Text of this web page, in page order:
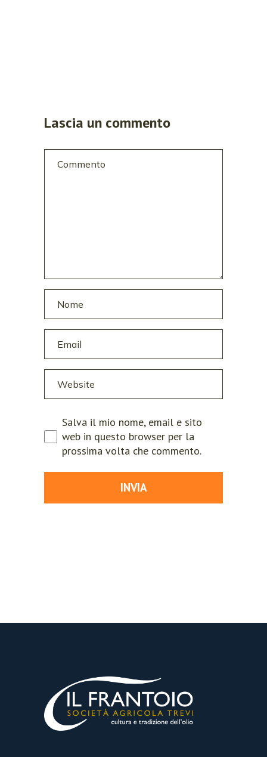
Lascia un commento
Salva il mio nome, email e sito
web in questo browser per la
prossima volta che commento.
INVIA